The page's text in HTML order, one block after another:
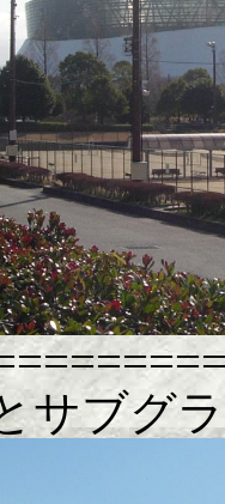
サブグ